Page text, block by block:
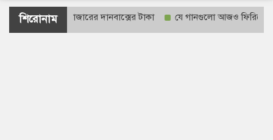
শিরোনামমাজারের দানবাক্সের টাকা যে গানগুলো আজও ফিরিয়ে নেয়